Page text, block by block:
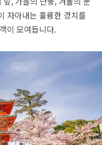
자아내는 훌륭한 경치를
이 모여듭니다.